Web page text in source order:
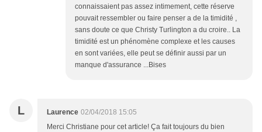
connaissaient pas assez intimement, cette réserve
pouvait ressembler ou faire penser a de la timidité ,
sans doute ce que Christy Turlington a du croire.. La
timidité est un phénomène complexe et les causes
en sont variées, elle peut se définir aussi par un
manque d'assurance ...Bises
L Laurence 02/04/2018 15:05
Merci Christiane pour cet article! Ça fait toujours du bien